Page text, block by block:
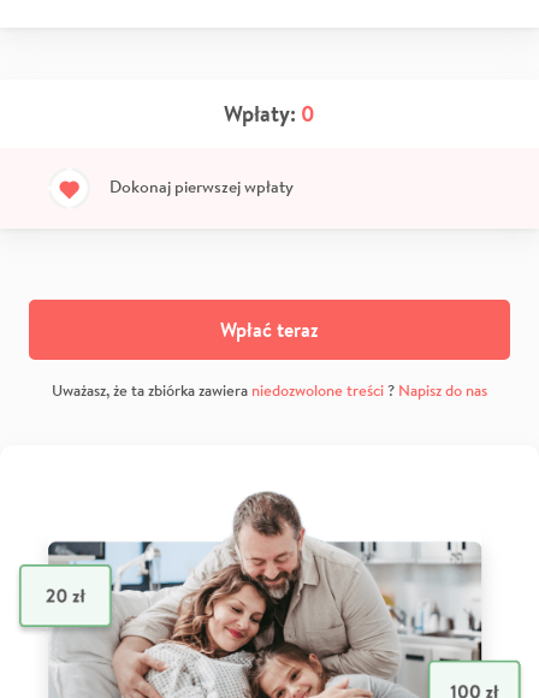
Wpłaty: 0
Dokonaj pierwszej wpłaty
Wpłać teraz
Uważasz, że ta zbiórka zawiera niedozwolone treści? Napisz do nas